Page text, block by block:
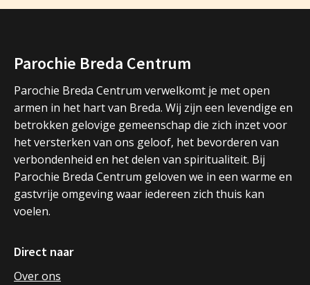
Parochie Breda Centrum
Parochie Breda Centrum verwelkomt je met open
armen in het hart van Breda. Wij zijn een levendige en
betrokken gelovige gemeenschap die zich inzet voor
het versterken van ons geloof, het bevorderen van
verbondenheid en het delen van spiritualiteit. Bij
Parochie Breda Centrum geloven we in een warme en
gastvrije omgeving waar iedereen zich thuis kan
voelen.
Direct naar
Over ons